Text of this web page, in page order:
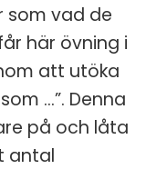
som vad de
här övning i
att utöka
…”. Denna
på och låta
antal